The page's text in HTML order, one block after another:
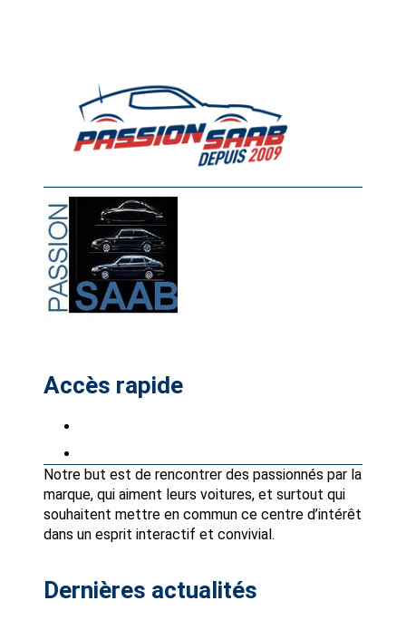
Accès rapide
Notre but est de rencontrer des passionnés par la
marque, qui aiment leurs voitures, et surtout qui
souhaitent mettre en commun ce centre d’intérêt
dans un esprit interactif et convivial.
Dernières actualités